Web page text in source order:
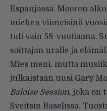
Espanjassa. Mooren
miehen viimeisinä
tuli vain 58-vuotiaana.
soittajan uralle ja
Mies meni, mutta
julkaistaan uusi Gary
Baloise Session, joka on
Sveitsin Baselissa.